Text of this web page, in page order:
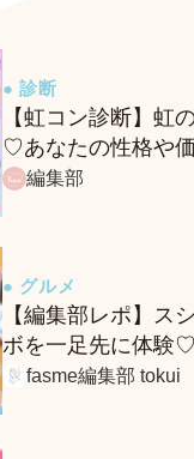
● 診断
【虹コン診断】虹
♡あなたの性格や
る、fasmeの新診断
編集部
● グルメ
【編集部レポ】ス
ボを一足先に体験
ー＆グッズをレポ！
fasme編集部 tokui